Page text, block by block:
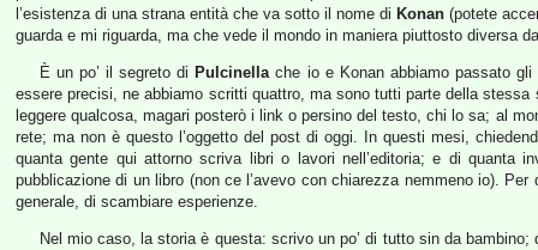
l’esistenza di una strana entità che va sotto il nome di Konan (potete
guarda e mi riguarda, ma che vede il mondo in maniera piuttosto diversa
È un po’ il segreto di Pulcinellache io e Konan abbiamo passato
essere precisi, ne abbiamo scritti quattro, ma sono tutti parte della
leggere qualcosa, magari posterò i link o persino del testo, chi lo sa; al
rete; ma non è questo l’oggetto del post di oggi. In questi mesi,
quanta gente qui attorno scriva libri o lavori nell’editoria; e di quanta
pubblicazione di un libro (non ce l’avevo con chiarezza nemmeno io).
generale, di scambiare esperienze.
Nel mio caso, la storia è questa: scrivo un po’ di tutto sin da